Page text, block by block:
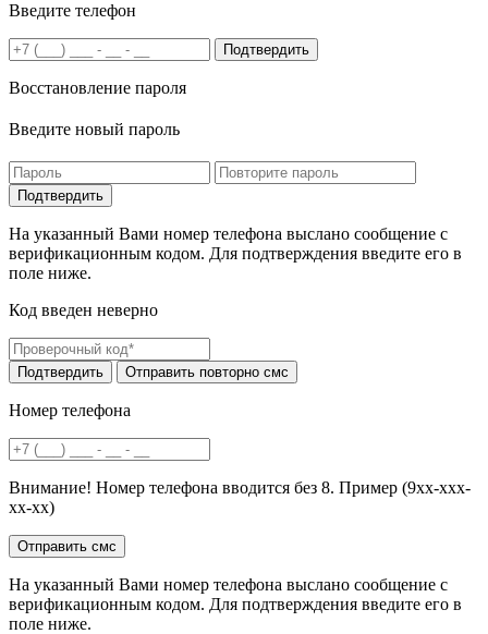
Введите телефон
Подтвердить
Восстановление пароля
Введите новый пароль
На указанный Вами номер телефона выслано сообщение с
верификационным кодом. Для подтверждения введите его в
поле ниже.
Код введен неверно
Номер телефона
Внимание! Номер телефона вводится без 8. Пример (9хх-ххх-
хх-хх)
На указанный Вами номер телефона выслано сообщение с
верификационным кодом. Для подтверждения введите его в
поле ниже.